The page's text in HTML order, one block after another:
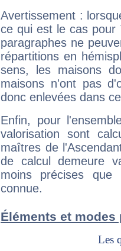
Avertissement :
ce qui est le cas pour
paragraphes ne
répartitions en
sens, les maisons
maisons n'ont pas
donc enlevées dans
Enfin, pour
valorisation sont
maîtres de
de calcul demeure
moins précises que
connue.
Éléments et modes